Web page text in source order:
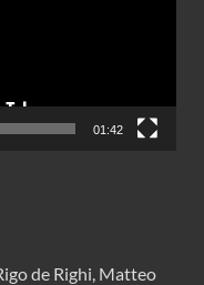
01:42
de Righi, Matteo